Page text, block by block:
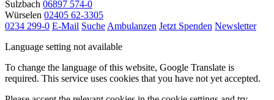
Sulzbach 06897 574-0
Würselen 02405 62-3305
0234 299-0 E-Mail Suche Ambulanzen Jetzt Spenden Newsletter
Language setting not available
To change the language of this website, Google Translate is
required. This service uses cookies that you have not yet accepted.